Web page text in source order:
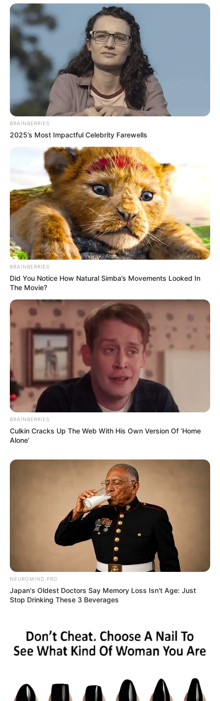
(foto: shelterness)
3. Mencuci piring sambil melihat pekarangan bisa
membuat mood lebih baik, apalagi dihias dengan
banyak tanaman di sekitar
(foto: shelterness)
tempat duduk dengan sofa yang empuk beserta
bantalannya ya
BRAINBERRIES
2025’s Most Impactful Celebrity Farewells
BRAINBERRIES
Did You Notice How Natural Simba’s Movements Looked In
The Movie?
BRAINBERRIES
Culkin Cracks Up The Web With His Own Version Of ‘Home
Alone’
NEUROMIND PRO
Japan's Oldest Doctors Say Memory Loss Isn't Age: Just
Stop Drinking These 3 Beverages